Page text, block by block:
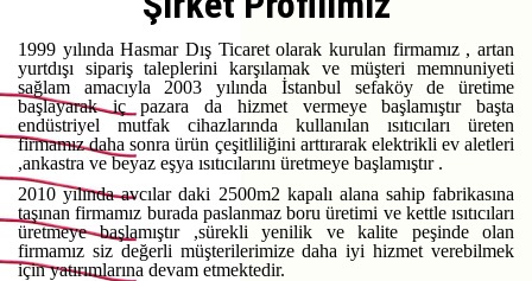
1999 yılında Hasmar Dış Ticaret olarak kurulan firmamız , artan
yurtdışı sipariş taleplerini karşılamak ve müşteri memnuniyeti
sağlam amacıyla 2003 yılında İstanbul sefaköy de üretime
başlayarak iç pazara da hizmet vermeye başlamıştır başta
endüstriyel mutfak cihazlarında kullanılan ısıtıcıları üreten
firmamız daha sonra ürün çeşitliliğini arttırarak elektrikli ev aletleri
,ankastra ve beyaz eşya ısıtıcılarını üretmeye başlamıştır .
2010 yılında avcılar daki 2500m2 kapalı alana sahip fabrikasına
taşınan firmamız burada paslanmaz boru üretimi ve kettle ısıtıcıları
üretmeye başlamıştır ,sürekli yenilik ve kalite peşinde olan
firmamız siz değerli müşterilerimize daha iyi hizmet verebilmek
için yatırımlarına devam etmektedir.